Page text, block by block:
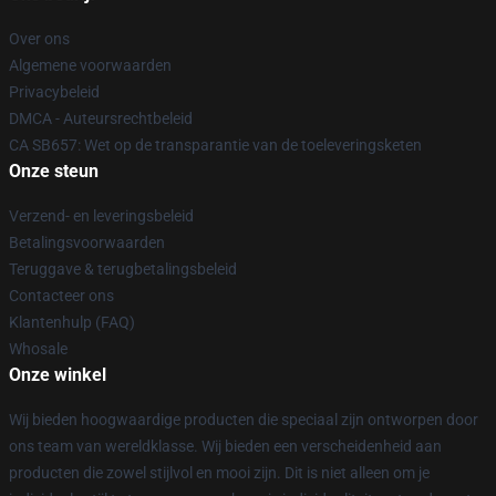
Over ons
Algemene voorwaarden
Privacybeleid
DMCA - Auteursrechtbeleid
CA SB657: Wet op de transparantie van de toeleveringsketen
Onze steun
Verzend- en leveringsbeleid
Betalingsvoorwaarden
Teruggave & terugbetalingsbeleid
Contacteer ons
Klantenhulp (FAQ)
Whosale
Onze winkel
Wij bieden hoogwaardige producten die speciaal zijn ontworpen door
ons team van wereldklasse. Wij bieden een verscheidenheid aan
producten die zowel stijlvol en mooi zijn. Dit is niet alleen om je